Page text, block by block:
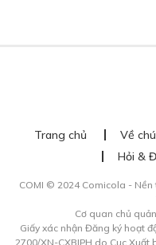
Trang chủ Về
Hỏi &
COMI © 2024 Comicola -
Cơ quan chủ
Giấy xác nhận Đăng ký hoạt
2700/XN-CXBIPH do Cục